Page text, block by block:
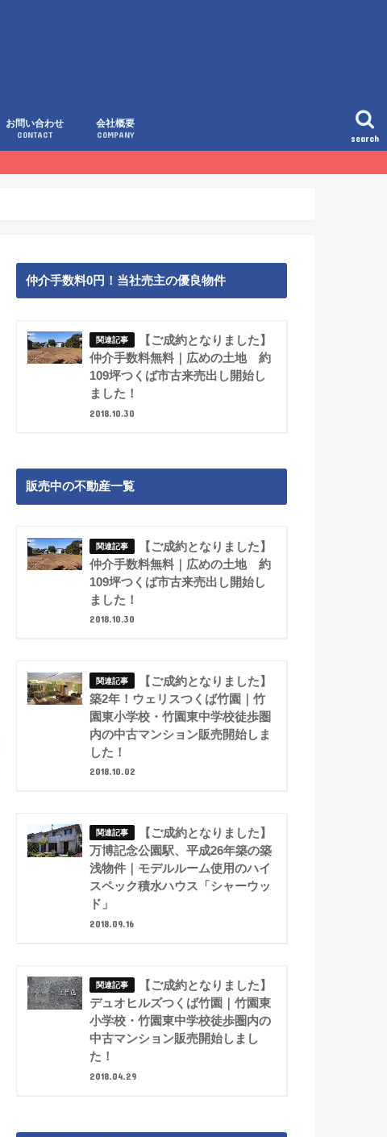
search
お問い合わせ
CONTACT
会社概要
COMPANY
仲介手数料0円！当社売主の優良物件
【ご成約となりました】
仲介手数料無料｜広めの土地 約
109坪つくば市古来売出し開始し
ました！
2018.10.30
販売中の不動産一覧
【ご成約となりました】
仲介手数料無料｜広めの土地 約
109坪つくば市古来売出し開始し
ました！
2018.10.30
【ご成約となりました】
築2年！ウェリスつくば竹園｜竹
園東小学校・竹園東中学校徒歩圏
内の中古マンション販売開始しま
した！
2018.10.02
【ご成約となりました】
万博記念公園駅、平成26年築の築
浅物件｜モデルルーム使用のハイ
スペック積水ハウス「シャーウッ
ド」
2018.09.16
【ご成約となりました】
デュオヒルズつくば竹園｜竹園東
小学校・竹園東中学校徒歩圏内の
中古マンション販売開始しまし
た！
2018.04.29